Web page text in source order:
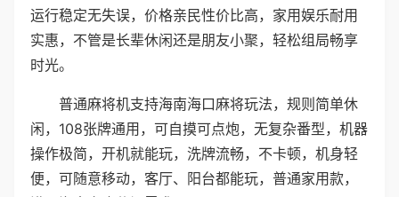
运行稳定无失误，价格亲民性价比高，家用娱乐耐用
实惠，不管是长辈休闲还是朋友小聚，轻松组局畅享
时光。
普通麻将机支持海南海口麻将玩法，规则简单休
闲，108张牌通用，可自摸可点炮，无复杂番型，机器
操作极简，开机就能玩，洗牌流畅，不卡顿，机身轻
便，可随意移动，客厅、阳台都能玩，普通家用款，